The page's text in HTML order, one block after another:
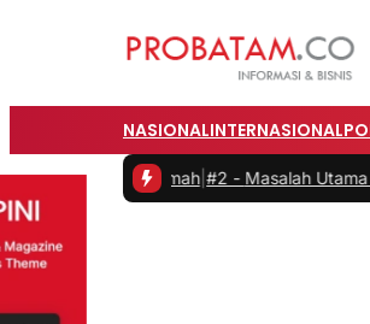
NASIONALINTERNASIONAL
Rumah|#2 - Masalah Utama Infrastruktur